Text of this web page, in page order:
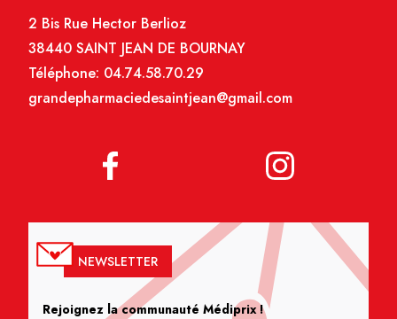
2 Bis Rue Hector Berlioz
38440 SAINT JEAN DE BOURNAY
Téléphone: 04.74.58.70.29
grandepharmaciedesaintjean@gmail.com
NEWSLETTER
Rejoignez la communauté Médiprix !